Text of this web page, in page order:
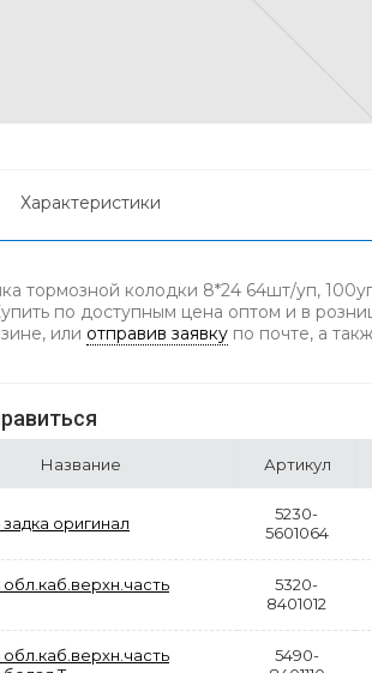
Характеристики
тормозной колодки 8*24 64шт/уп,
по доступным цена оптом и в
или отправив заявку по почте, а
Название Артикул
оригинал
5230-
5601064
5320-
8401012
5490-